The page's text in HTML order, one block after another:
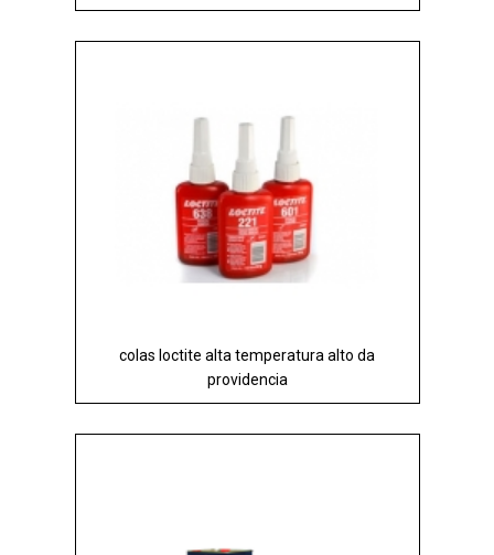
colas loctite alta temperatura alto da
providencia